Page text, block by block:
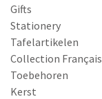
Gifts
Stationery
Tafelartikelen
Collection Français
Toebehoren
Kerst